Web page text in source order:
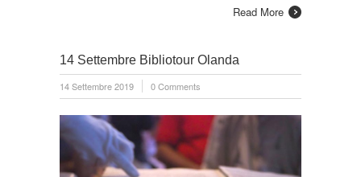
Read More
14 Settembre Bibliotour Olanda
14 Settembre 2019 0 Comments